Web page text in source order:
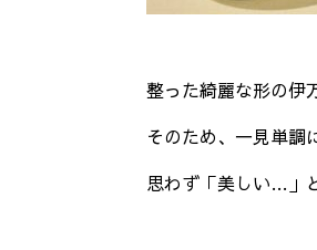
整った綺麗な形の伊
そのため、一見単調
思わず「美しい…」